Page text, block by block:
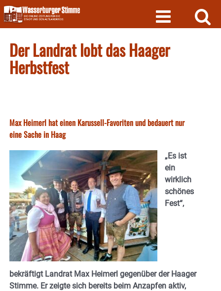
Skip
to
content
Der Landrat lobt das Haager
Herbstfest
Max Heimerl hat einen Karussell-Favoriten und bedauert nur
eine Sache in Haag
„Es ist
ein
wirklich
schönes
Fest“,
bekräftigt Landrat Max Heimerl gegenüber der Haager
Stimme. Er zeigte sich bereits beim Anzapfen aktiv,